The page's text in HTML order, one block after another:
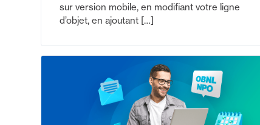
sur version mobile, en modifiant votre ligne
d’objet, en ajoutant […]